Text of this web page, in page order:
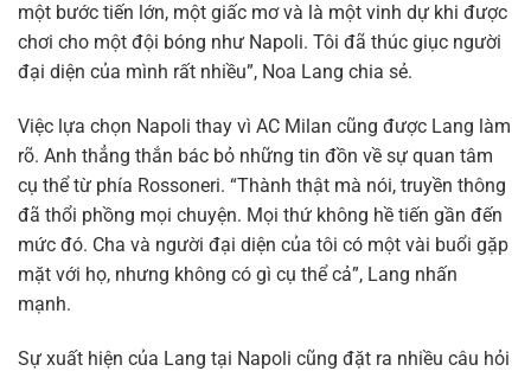
một bước tiến lớn, một giấc mơ và là một vinh dự khi được
chơi cho một đội bóng như Napoli. Tôi đã thúc giục người
đại diện của mình rất nhiều”, Noa Lang chia sẻ.
Việc lựa chọn Napoli thay vì AC Milan cũng được Lang làm
rõ. Anh thẳng thắn bác bỏ những tin đồn về sự quan tâm
cụ thể từ phía Rossoneri. “Thành thật mà nói, truyền thông
đã thổi phồng mọi chuyện. Mọi thứ không hề tiến gần đến
mức đó. Cha và người đại diện của tôi có một vài buổi gặp
mặt với họ, nhưng không có gì cụ thể cả”, Lang nhấn
mạnh.
Sự xuất hiện của Lang tại Napoli cũng đặt ra nhiều câu hỏi